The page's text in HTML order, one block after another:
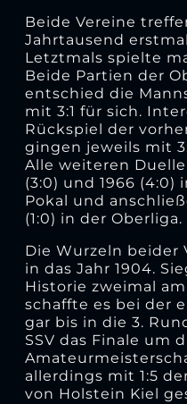
Beide Vereine
Jahrtausend
Letztmals spielte
Beide Partien der
entschied die
mit 3:1 für sich.
Rückspiel der
gingen jeweils mit
Alle weiteren
(3:0) und 1966
Pokal und
(1:0) in der Oberliga.
Die Wurzeln beider
in das Jahr 1904.
Historie zweimal
schaffte es bei der
gar bis in die 3.
SSV das Finale um
allerdings mit 1:5
von Holstein Kiel